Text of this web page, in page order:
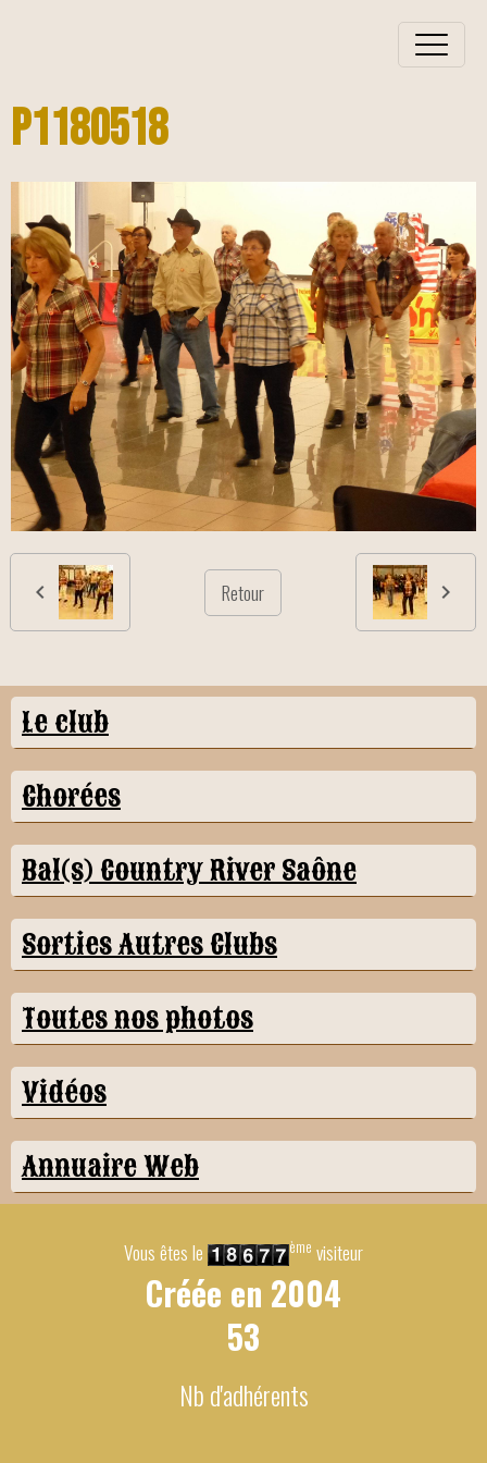
P1180518
Retour
Le club
Chorées
Bal(s) Country River Saône
Sorties Autres Clubs
Toutes nos photos
Vidéos
Annuaire Web
Vous êtes le ème visiteur
Créée en 2004
53
Nb d'adhérents